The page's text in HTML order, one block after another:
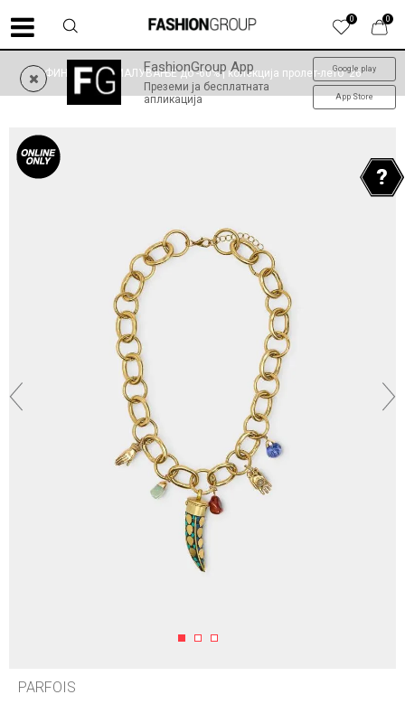
0
0
FashionGroup App
Преземи ја бесплатната
апликација
Google play
App Store
ФИНАЛНО НАМАЛУВАЊЕ до -60% | колекција пролет-лето '26
1 2 3
PARFOIS